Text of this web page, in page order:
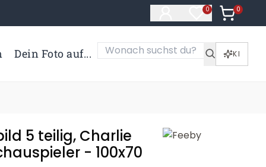
0
Artikel im
0
Artikel
Dein Foto auf... KI
5 teilig, Charlie
- 100x70